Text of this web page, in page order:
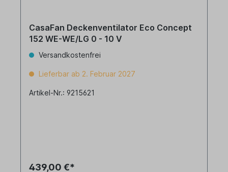
CasaFan Deckenventilator Eco Concept
152 WE-WE/LG 0 - 10 V
Versandkostenfrei
Lieferbar ab 2. Februar 2027
Artikel-Nr.: 9215621
439,00 €*